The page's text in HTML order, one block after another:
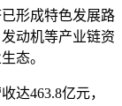
形成特色发展路
动机等产业链资
态。
达463.8亿元，